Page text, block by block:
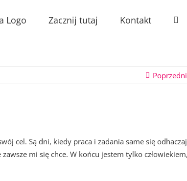
Zacznij tutaj Kontakt
Poprzedni
cel. Są dni, kiedy praca i zadania same się
mi się chce. W końcu jestem tylko człowiekiem,